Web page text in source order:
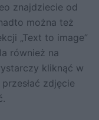
znajdziecie od
można też
„Text to image”
również na
kliknąć w
zdjęcie